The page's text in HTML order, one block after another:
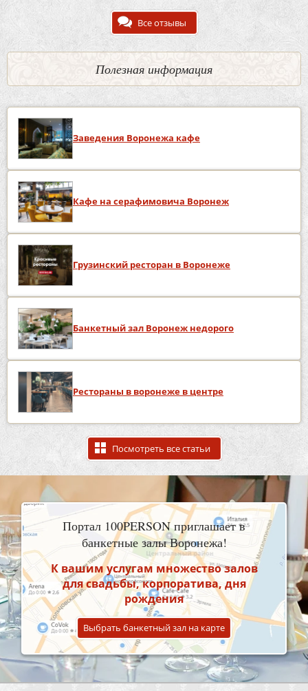
Все отзывы
Полезная информация
Заведения Воронежа кафе
Кафе на серафимовича Воронеж
Грузинский ресторан в Воронеже
Банкетный зал Воронеж недорого
Рестораны в воронеже в центре
Посмотреть все статьи
Портал 100PERSON приглашает в
банкетные залы Воронежа!
К вашим услугам множество залов
для свадьбы, корпоратива, дня
рождения
Выбрать банкетный зал на карте